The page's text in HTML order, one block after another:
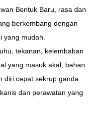
Bentuk Baru, rasa dan
berkembang dengan
yang mudah.
tekanan, kelembaban
yang masuk akal, bahan
diri cepat sekrup ganda
dan perawatan yang